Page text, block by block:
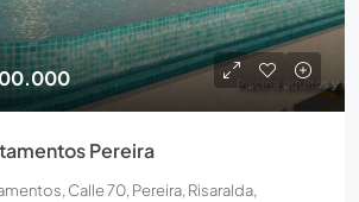
Pereira
Calle 70, Pereira, Risaralda,